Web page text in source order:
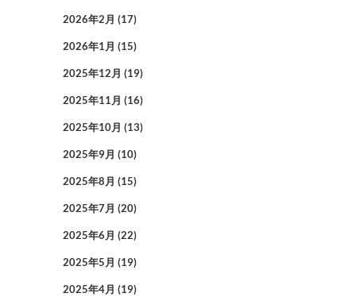
2026年2月 (17)
2026年1月 (15)
2025年12月 (19)
2025年11月 (16)
2025年10月 (13)
2025年9月 (10)
2025年8月 (15)
2025年7月 (20)
2025年6月 (22)
2025年5月 (19)
2025年4月 (19)